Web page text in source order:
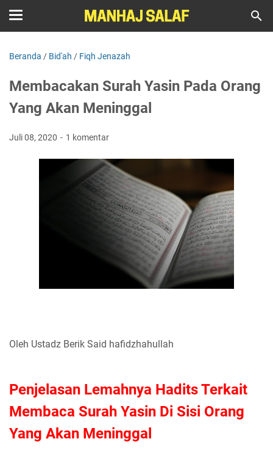
Beranda / Bid'ah / Fiqh Jenazah
Membacakan Surah Yasin Pada Orang
Yang Akan Meninggal
Juli 08, 2020 1 komentar
Oleh Ustadz Berik Said hafidzhahullah
Penjelasan Lemahnya Hadits Terkait
Membaca Surah Yasin Di Sisi Orang
Yang Akan Meninggal